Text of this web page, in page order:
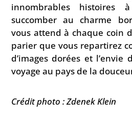
innombrables histoires
succomber au charme
vous attend à chaque coin
parier que vous repartirez
d’images dorées et l’envie
voyage au pays de la
Crédit photo : Zdenek Klein